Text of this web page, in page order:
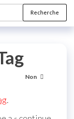
Recherche
Non
.